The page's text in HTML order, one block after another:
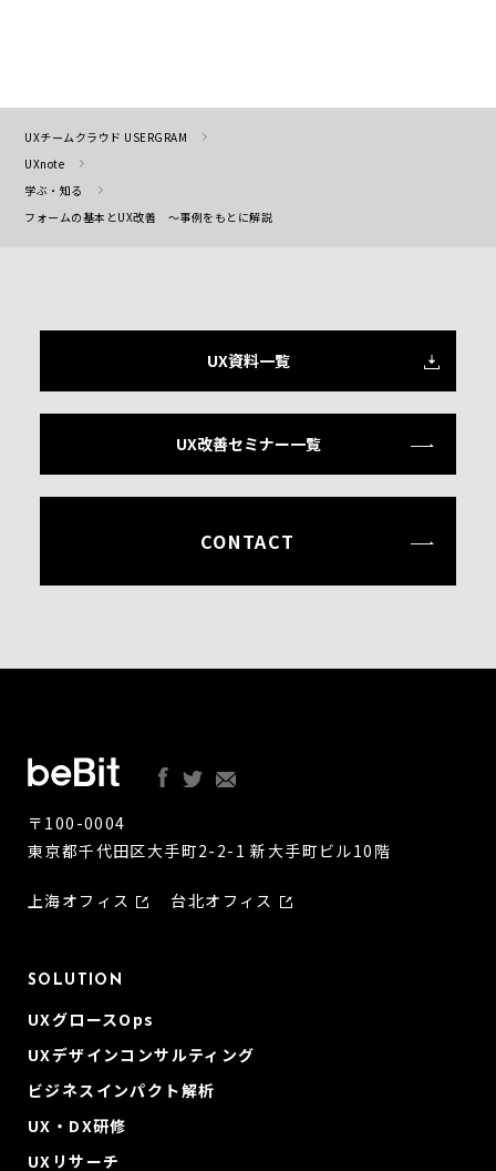
UXチームクラウド USERGRAM
UXnote
学ぶ・知る
フォームの基本とUX改善 ～事例をもとに解説
UX資料一覧
UX改善セミナー一覧
CONTACT
〒100-0004
東京都千代田区大手町2-2-1 新大手町ビル10階
上海オフィス 台北オフィス
SOLUTION
UXグロースOps
UXデザインコンサルティング
ビジネスインパクト解析
UX・DX研修
UXリサーチ